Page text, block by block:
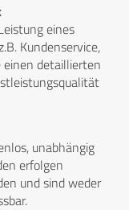
eines
Kundenservice,
einen detaillierten
unabhängig
erfolgen
und sind weder